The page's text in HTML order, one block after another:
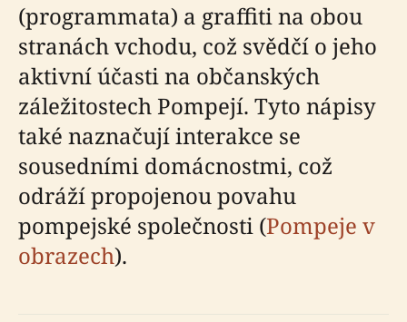
(programmata) a graffiti na obou
stranách vchodu, což svědčí o jeho
aktivní účasti na občanských
záležitostech Pompejí. Tyto nápisy
také naznačují interakce se
sousedními domácnostmi, což
odráží propojenou povahu
pompejské společnosti (Pompeje v
obrazech).